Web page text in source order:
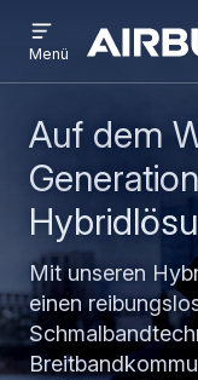
menu
Menü
Auf dem
Mit unseren
einen